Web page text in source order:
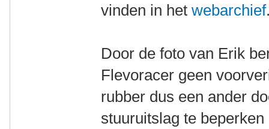
vinden in hetwebarchief
Door de foto van Erik
Flevoracer geen
rubber dus een ander
stuuruitslag te